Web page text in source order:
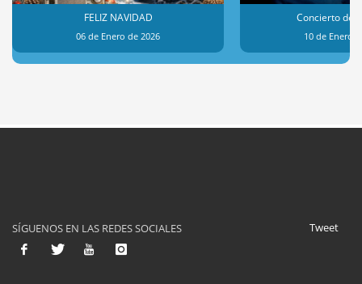
FELIZ NAVIDAD
06 de Enero de 2026
Concierto de
10 de Enero
Tweet
SÍGUENOS EN LAS REDES SOCIALES